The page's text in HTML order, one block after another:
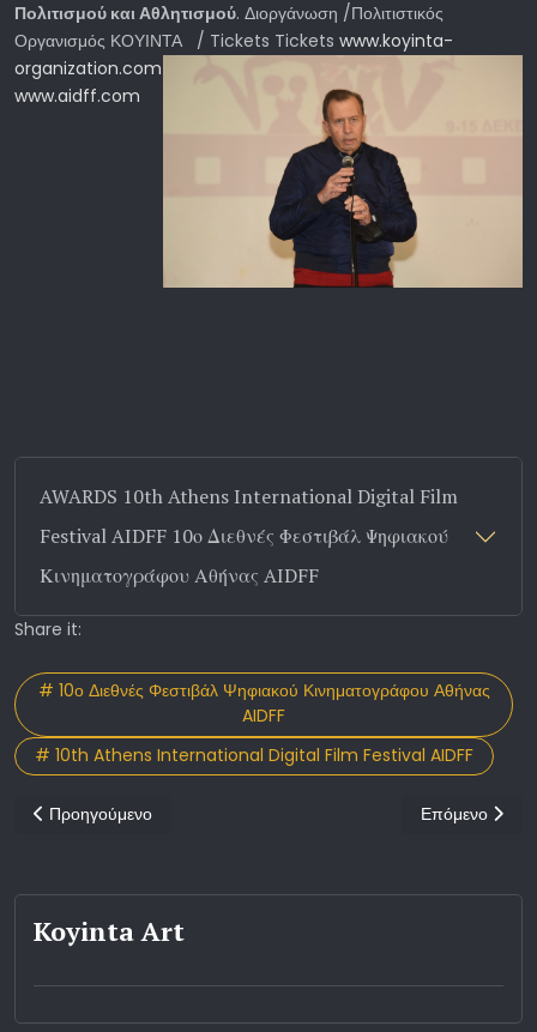
Πολιτισμού και Αθλητισμού. Διοργάνωση /Πολιτιστικός
Οργανισμός ΚΟΥΙΝΤΑ / Tickets Tickets www.koyinta-
organization.com
www.aidff.com
AWARDS 10th Athens International Digital Film
Festival AIDFF 10ο Διεθνές Φεστιβάλ Ψηφιακού
Κινηματογράφου Αθήνας AIDFF
Share it:
# 10ο Διεθνές Φεστιβάλ Ψηφιακού Κινηματογράφου Αθήνας
AIDFF
# 10th Athens International Digital Film Festival AIDFF
Προηγούμενο άρθρο: Φώς στο σκοτάδι της ψυχής μας η ταινία
Προηγούμενο Επόμενο
Επόμενο
Koyinta Art